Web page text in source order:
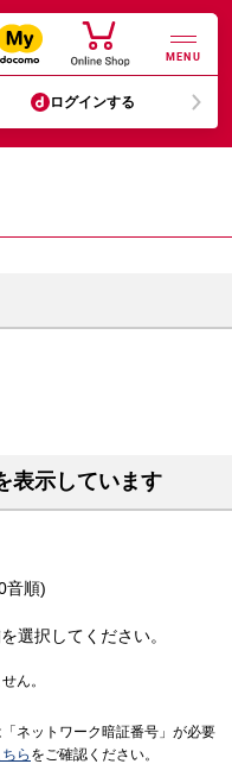
MENU
ログインする
表示しています
音順)
選択してください。
ん。
ネットワーク暗証番号」が必要
ら をご確認ください。